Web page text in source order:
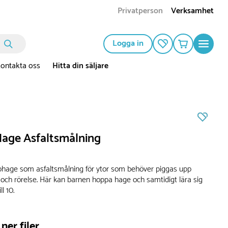
Privatperson Verksamhet
Logga in
oss
Hitta din säljare
Asfaltsmålning
som asfaltsmålning för ytor som behöver piggas upp
rörelse. Här kan barnen hoppa hage och samtidigt lära sig
10.